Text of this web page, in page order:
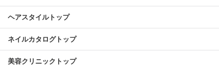
ヘアスタイルトップ
ネイルカタログトップ
美容クリニックトップ